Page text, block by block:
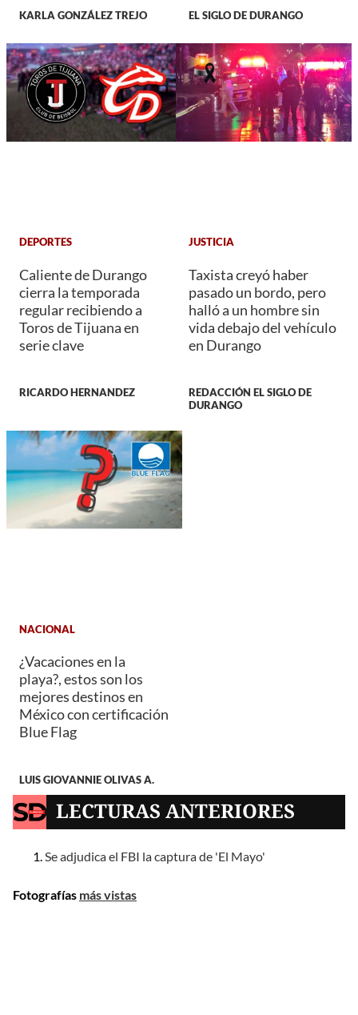
KARLA GONZÁLEZ TREJO EL SIGLO DE DURANGO
DEPORTES
Caliente de Durango
cierra la temporada
regular recibiendo a
Toros de Tijuana en
serie clave
RICARDO HERNANDEZ
JUSTICIA
Taxista creyó haber
pasado un bordo, pero
halló a un hombre sin
vida debajo del vehículo
en Durango
REDACCIÓN EL SIGLO DE
DURANGO
NACIONAL
¿Vacaciones en la
playa?, estos son los
mejores destinos en
México con certificación
Blue Flag
LUIS GIOVANNIE OLIVAS A.
LECTURAS ANTERIORES
Se adjudica el FBI la captura de 'El Mayo'
Fotografías más vistas